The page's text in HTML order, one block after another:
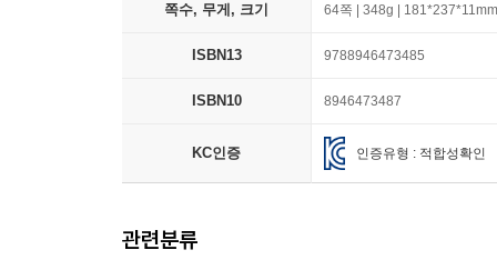
쪽수, 무게, 크기 64쪽 | 348g | 181*237*11mm
ISBN13 9788946473485
ISBN10 8946473487
KC인증 인증유형 : 적합성확인
관련분류